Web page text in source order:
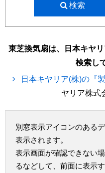
検索
東芝換気扇は、日本キヤ
検索し
日本キヤリア(株)の『
ヤリア株式
別窓表示アイコンのある
表示されます。
表示画面が確認できない
るなどして、前面に表示